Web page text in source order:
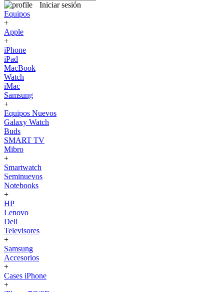
Iniciar sesión
Equipos
+
Apple
+
iPhone
iPad
MacBook
Watch
iMac
Samsung
+
Equipos Nuevos
Galaxy Watch
Buds
SMART TV
Mibro
+
Smartwatch
Seminuevos
Notebooks
+
HP
Lenovo
Dell
Televisores
+
Samsung
Accesorios
+
Cases iPhone
+